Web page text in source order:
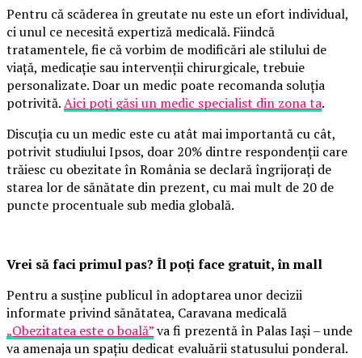
Pentru că scăderea în greutate nu este un efort individual,
ci unul ce necesită expertiză medicală. Fiindcă
tratamentele, fie că vorbim de modificări ale stilului de
viață, medicație sau intervenții chirurgicale, trebuie
personalizate. Doar un medic poate recomanda soluția
potrivită.Aici poți găsi un medic specialist din zona ta.
Discuția cu un medic este cu atât mai importantă cu cât,
potrivit studiului Ipsos, doar 20% dintre respondenții care
trăiesc cu obezitate în România se declară îngrijorați de
starea lor de sănătate din prezent, cu mai mult de 20 de
puncte procentuale sub media globală.
Vrei să faci primul pas? Îl poți face gratuit, în mall
Pentru a susține publicul în adoptarea unor decizii
informate privind sănătatea, Caravana medicală
„Obezitatea este o boală”va fi prezentă în Palas Iași – unde
va amenaja un spațiu dedicat evaluării statusului ponderal.